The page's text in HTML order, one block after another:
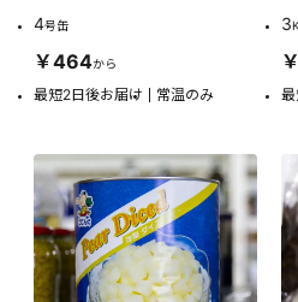
4号缶
￥464から
最短2日後お届け 常温のみ
3